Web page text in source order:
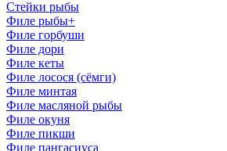
Стейки рыбы
Филе рыбы+
Филе горбуши
Филе дори
Филе кеты
Филе лосоcя (сёмги)
Филе минтая
Филе масляной рыбы
Филе окуня
Филе пикши
Филе пангасиуса